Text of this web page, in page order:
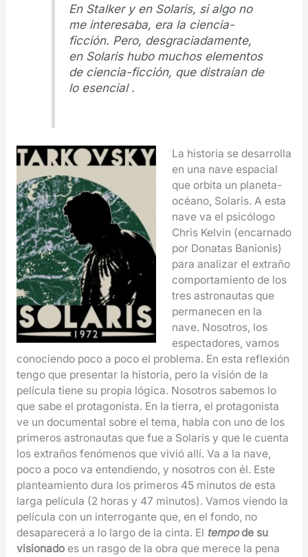
En Stalker y en Solaris, si algo no
me interesaba, era la ciencia-
ficción. Pero, desgraciadamente,
en Solaris hubo muchos elementos
de ciencia-ficción, que distraían de
lo esencial .
La historia se desarrolla
en una nave espacial
que orbita un planeta-
océano, Solaris. A esta
nave va el psicólogo
Chris Kelvin (encarnado
por Donatas Banionis)
para analizar el extraño
comportamiento de los
tres astronautas que
permanecen en la
nave. Nosotros, los
espectadores, vamos
conociendo poco a poco el problema. En esta reflexión
tengo que presentar la historia, pero la visión de la
película tiene su propia lógica. Nosotros sabemos lo
que sabe el protagonista. En la tierra, el protagonista
ve un documental sobre el tema, habla con uno de los
primeros astronautas que fue a Solaris y que le cuenta
los extraños fenómenos que vivió allí. Va a la nave,
poco a poco va entendiendo, y nosotros con él. Este
planteamiento dura los primeros 45 minutos de esta
larga película (2 horas y 47 minutos). Vamos viendo la
película con un interrogante que, en el fondo, no
desaparecerá a lo largo de la cinta. El tempode su
visionadoes un rasgo de la obra que merece la pena